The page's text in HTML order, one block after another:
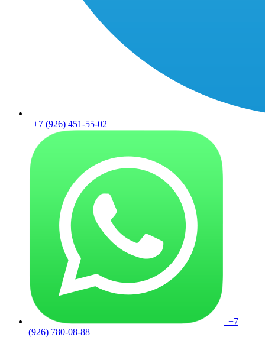
+7 (926) 451-55-02
+7
(926) 780-08-88